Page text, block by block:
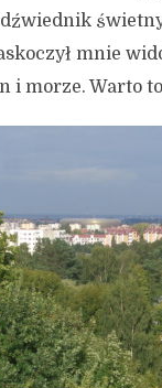
które
2019
Autor:Kamil Sulewski
mnie
i morze. Warto